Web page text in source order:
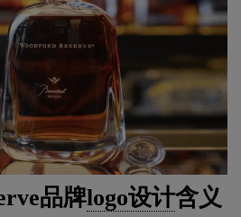
品牌logo设计含义